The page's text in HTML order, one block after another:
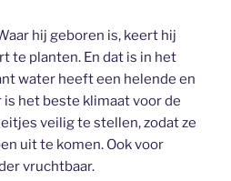
hij geboren is, keert hij
te planten. En dat is in het
water heeft een helende en
is het beste klimaat voor de
veilig te stellen, zodat ze
uit te komen. Ook voor
vruchtbaar.